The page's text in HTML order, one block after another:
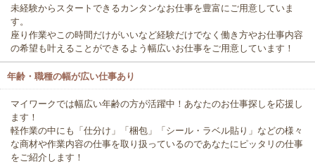
未経験からスタートできるカンタンなお仕事を豊富にご用意していま
す。
座り作業やこの時間だけがいいなど経験だけでなく働き方やお仕事内容
の希望も叶えることができるよう幅広いお仕事をご用意しています！
年齢・職種の幅が広い仕事あり
マイワークでは幅広い年齢の方が活躍中！あなたのお仕事探しを応援し
ます！
軽作業の中にも「仕分け」「梱包」「シール・ラベル貼り」などの様々
な商材や作業内容の仕事を取り扱っているのであなたにピッタリの仕事
をご紹介します！